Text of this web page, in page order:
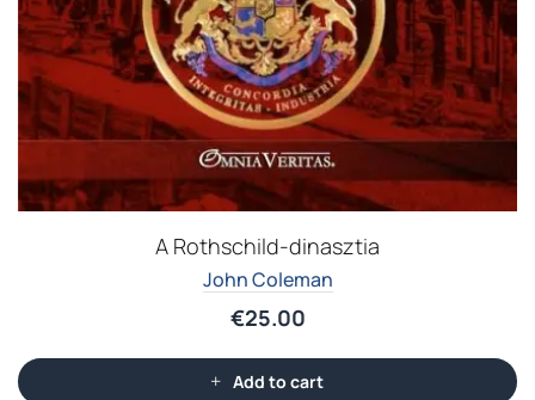
A Rothschild-dinasztia
John Coleman
€25.00
Add to cart